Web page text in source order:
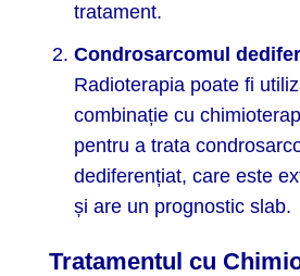
tratament.
Condrosarcomul
Radioterapia poate fi
combinație cu
pentru a trata
dediferențiat, care este
și are un prognostic slab.
Tratamentul cu